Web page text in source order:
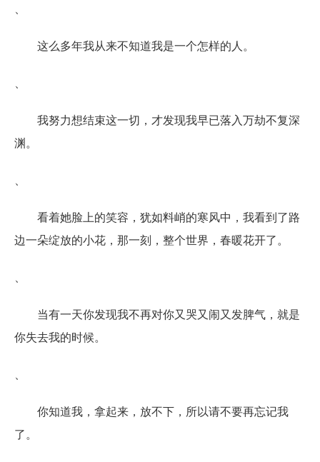
这么多年我从来不知道我是一个怎样的人。
我努力想结束这一切，才发现我早已落入万劫不复深
渊。
看着她脸上的笑容，犹如料峭的寒风中，我看到了路
边一朵绽放的小花，那一刻，整个世界，春暖花开了。
当有一天你发现我不再对你又哭又闹又发脾气，就是
你失去我的时候。
你知道我，拿起来，放不下，所以请不要再忘记我
了。